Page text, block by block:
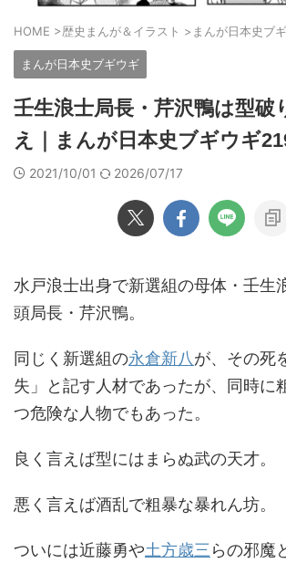
HOME >歴史まんが＆イラスト > まんが日本史ブ
まんが日本史ブギウギ
壬生浪士局長・芹沢鴨は型破
え｜まんが日本史ブギウギ
2021/10/01 2026/07/17
水戸浪士出身で新選組の母体・壬生
頭局長・芹沢鴨。
同じく新選組の永倉新八が、その死
失」と記す人材であったが、同時に
つ危険な人物でもあった。
良く言えば型にはまらぬ武の天才。
悪く言えば酒乱で粗暴な暴れん坊。
ついには近藤勇や土方歳三 らの邪魔